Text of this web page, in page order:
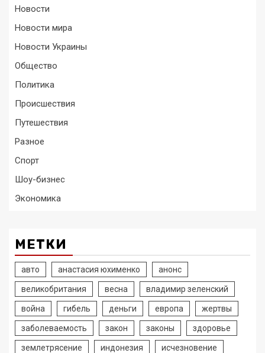
Новости
Новости мира
Новости Украины
Общество
Политика
Происшествия
Путешествия
Разное
Спорт
Шоу-бизнес
Экономика
МЕТКИ
авто анастасия юхименко анонс
великобритания весна владимир зеленский
война гибель деньги европа жертвы
заболеваемость закон законы здоровье
землетрясение индонезия исчезновение